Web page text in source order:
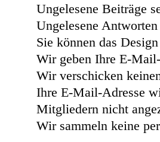
Ungelesene Beiträge
Ungelesene
Sie können das
Wir geben Ihre E-
Wir verschicken
Ihre E-Mail-Adresse
Mitgliedern nicht
Wir sammeln keine